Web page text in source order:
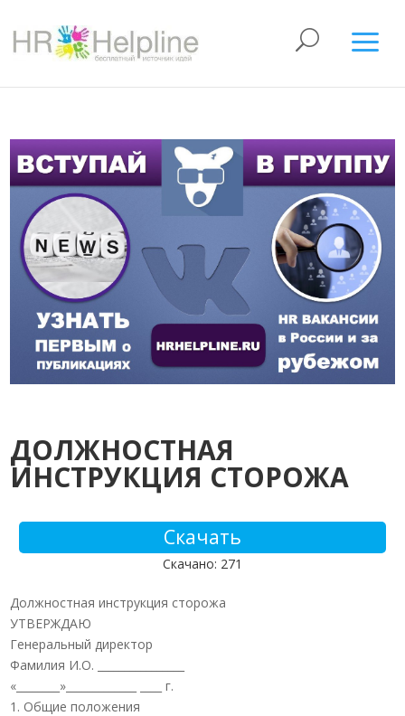
ДОЛЖНОСТНАЯ
ИНСТРУКЦИЯ СТОРОЖА
Скачать
Скачано: 271
Должностная инструкция сторожа
УТВЕРЖДАЮ
Генеральный директор
Фамилия И.О. ________________
«________»_____________ ____ г.
1. Общие положения